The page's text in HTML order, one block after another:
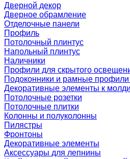
Дверной декор
Дверное обрамление
Отделочные панели
Профиль
Потолочный плинтус
Напольный плинтус
Наличники
Профили для скрытого
Подоконники и рамные профили
Декоративные элементы к
Потолочные розетки
Потолочные плитки
Колонны и полуколонны
Пилястры
Фронтоны
Декоративные элементы
Аксессуары для лепнины